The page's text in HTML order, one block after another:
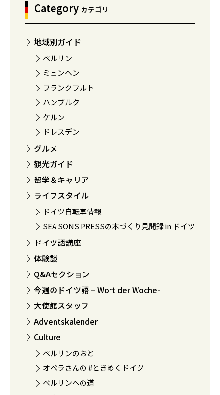
Category カテゴリ
地域別ガイド
ベルリン
ミュンヘン
フランクフルト
ハンブルク
ケルン
ドレスデン
グルメ
観光ガイド
留学＆キャリア
ライフスタイル
ドイツ自転車情報
SEA SONS PRESSの本づくり見聞録 in ドイツ
ドイツ語講座
体験談
Q&Aセクション
今週のドイツ語 – Wort der Woche-
大使館スタッフ
Adventskalender
Culture
ベルリンのおと
オペラさんの #ときめくドイツ
ベルリンへの道